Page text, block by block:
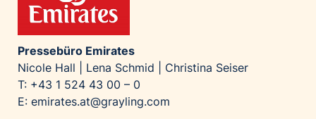
Pressebüro Emirates
Nicole Hall | Lena Schmid | Christina Seiser
T: +43 1 524 43 00 – 0
E: emirates.at@grayling.com